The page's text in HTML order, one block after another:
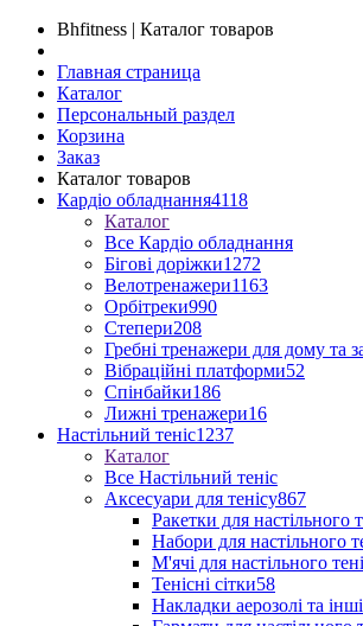
Bhfitness | Каталог товаров
Главная страница
Каталог
Персональный раздел
Корзина
Заказ
Каталог товаров
Кардіо обладнання4118
Каталог
Все Кардіо обладнання
Бігові доріжки1272
Велотренажери1163
Орбітреки990
Степери208
Гребні тренажери для дому та
Вібраційні платформи52
Спінбайки186
Лижні тренажери16
Настільний теніс1237
Каталог
Все Настільний теніс
Аксесуари для тенісу867
Ракетки для настільного
Набори для настільного
М'ячі для настільного
Тенісні сітки58
Накладки аерозолі та